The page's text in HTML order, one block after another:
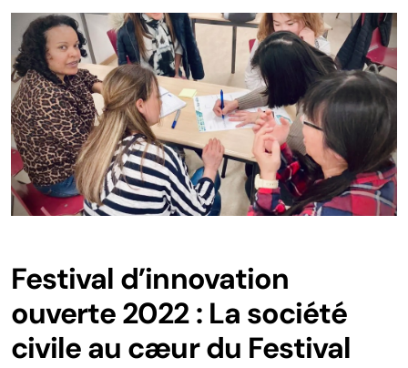
Festival d’innovation
ouverte 2022 : La société
civile au cæur du Festival